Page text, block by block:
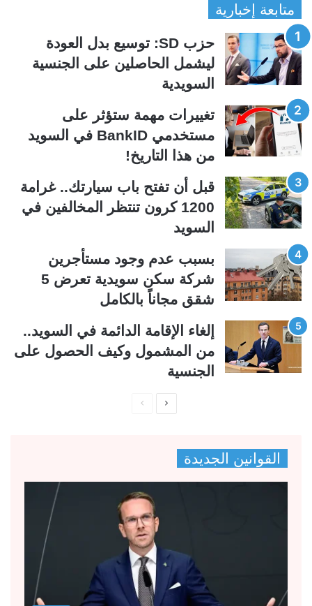
ح
ة
ا
ب
ة
ح
ة
ا
ت
ا
ل
متابعة إخبارية
حزب SD: توسيع بدل العودة
ليشمل الحاصلين على الجنسية
السويدية
تغييرات مهمة ستؤثر على
مستخدمي BankID في السويد
من هذا التاريخ!
قبل أن تفتح باب سيارتك.. غرامة
1200 كرون تنتظر المخالفين في
السويد
بسبب عدم وجود مستأجرين
شركة سكن سويدية تعرض 5
شقق مجاناً بالكامل
إلغاء الإقامة الدائمة في السويد..
من المشمول وكيف الحصول على
الجنسية
ح
ة
ا
ل
س
ا
ب
ح
ل
القوانين الجديدة